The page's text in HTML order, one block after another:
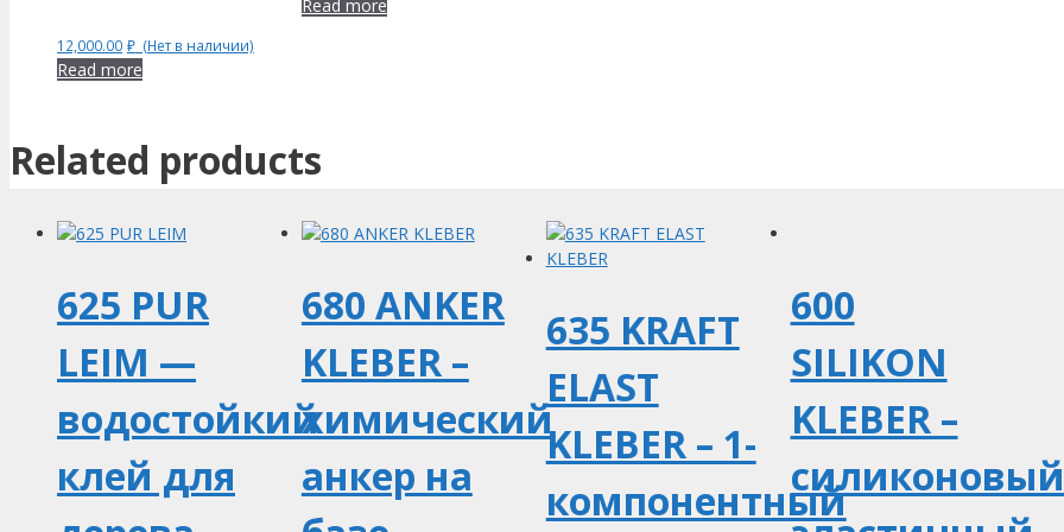
12,000.00 ₽(Нет в наличии)
Read more
Read more
Related products
625 PUR
LEIM —
водостойкий
клей для
680 ANKER
KLEBER –
химический
анкер на
635 KRAFT
ELAST
KLEBER – 1-
компонентный
600
SILIKON
KLEBER –
силиконовый